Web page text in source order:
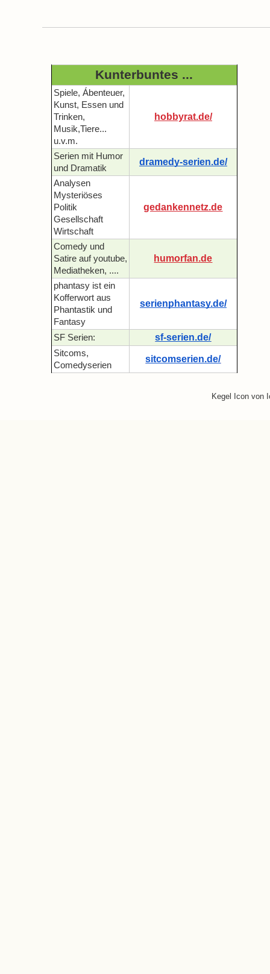
Kunterbuntes ...
Spiele, Ábenteuer,
Kunst, Essen und
Trinken,
Musik,Tiere...
u.v.m.
hobbyrat.de/
Serien mit Humor
und Dramatik
dramedy-serien.de/
Analysen
Mysteriöses
Politik
Gesellschaft
Wirtschaft
gedankennetz.de
Comedy und
Satire auf youtube,
Mediatheken, ....
humorfan.de
phantasy ist ein
Kofferwort aus
Phantastik und
Fantasy
serienphantasy.de/
SF Serien: sf-serien.de/
Sitcoms,
Comedyserien
sitcomserien.de/
Kegel Icon von